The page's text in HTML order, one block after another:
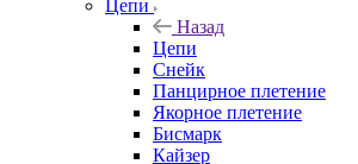
Цепи
Назад
Цепи
Снейк
Панцирное плетение
Якорное плетение
Бисмарк
Кайзер